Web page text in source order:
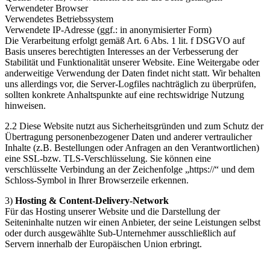
Verwendeter Browser
Verwendetes Betriebssystem
Verwendete IP-Adresse (ggf.: in anonymisierter Form)
Die Verarbeitung erfolgt gemäß Art. 6 Abs. 1 lit. f DSGVO auf
Basis unseres berechtigten Interesses an der Verbesserung der
Stabilität und Funktionalität unserer Website. Eine Weitergabe oder
anderweitige Verwendung der Daten findet nicht statt. Wir behalten
uns allerdings vor, die Server-Logfiles nachträglich zu überprüfen,
sollten konkrete Anhaltspunkte auf eine rechtswidrige Nutzung
hinweisen.
2.2 Diese Website nutzt aus Sicherheitsgründen und zum Schutz der
Übertragung personenbezogener Daten und anderer vertraulicher
Inhalte (z.B. Bestellungen oder Anfragen an den Verantwortlichen)
eine SSL-bzw. TLS-Verschlüsselung. Sie können eine
verschlüsselte Verbindung an der Zeichenfolge „https://“ und dem
Schloss-Symbol in Ihrer Browserzeile erkennen.
3) Hosting & Content-Delivery-Network
Für das Hosting unserer Website und die Darstellung der
Seiteninhalte nutzen wir einen Anbieter, der seine Leistungen selbst
oder durch ausgewählte Sub-Unternehmer ausschließlich auf
Servern innerhalb der Europäischen Union erbringt.